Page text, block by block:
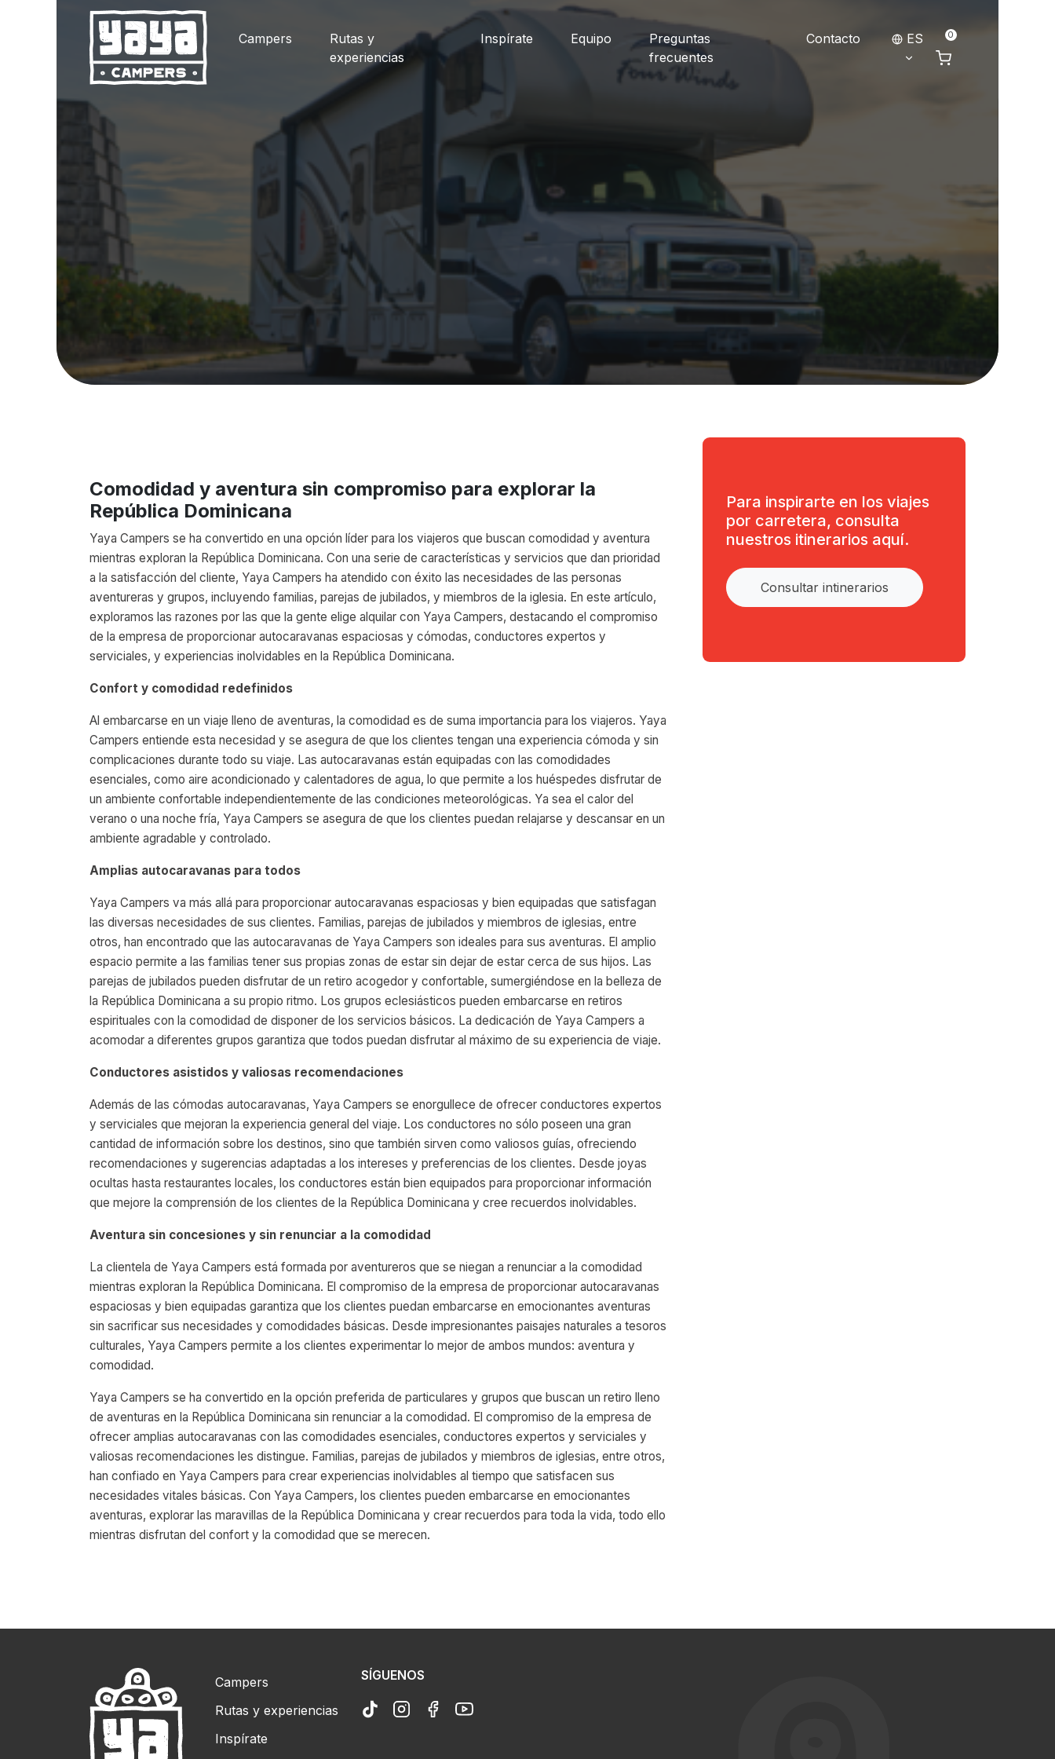
Campers
Rutas y
experiencias
Inspírate Equipo
Preguntas
frecuentes
Contacto ES 0
Comodidad y aventura sin compromiso para explorar la
República Dominicana
Yaya Campers se ha convertido en una opción líder para los viajeros que buscan comodidad y aventura
mientras exploran la República Dominicana. Con una serie de características y servicios que dan prioridad
a la satisfacción del cliente, Yaya Campers ha atendido con éxito las necesidades de las personas
aventureras y grupos, incluyendo familias, parejas de jubilados, y miembros de la iglesia. En este artículo,
exploramos las razones por las que la gente elige alquilar con Yaya Campers, destacando el compromiso
de la empresa de proporcionar autocaravanas espaciosas y cómodas, conductores expertos y
serviciales, y experiencias inolvidables en la República Dominicana.
Confort y comodidad redefinidos
Al embarcarse en un viaje lleno de aventuras, la comodidad es de suma importancia para los viajeros. Yaya
Campers entiende esta necesidad y se asegura de que los clientes tengan una experiencia cómoda y sin
complicaciones durante todo su viaje. Las autocaravanas están equipadas con las comodidades
esenciales, como aire acondicionado y calentadores de agua, lo que permite a los huéspedes disfrutar de
un ambiente confortable independientemente de las condiciones meteorológicas. Ya sea el calor del
verano o una noche fría, Yaya Campers se asegura de que los clientes puedan relajarse y descansar en un
ambiente agradable y controlado.
Amplias autocaravanas para todos
Yaya Campers va más allá para proporcionar autocaravanas espaciosas y bien equipadas que satisfagan
las diversas necesidades de sus clientes. Familias, parejas de jubilados y miembros de iglesias, entre
otros, han encontrado que las autocaravanas de Yaya Campers son ideales para sus aventuras. El amplio
espacio permite a las familias tener sus propias zonas de estar sin dejar de estar cerca de sus hijos. Las
parejas de jubilados pueden disfrutar de un retiro acogedor y confortable, sumergiéndose en la belleza de
la República Dominicana a su propio ritmo. Los grupos eclesiásticos pueden embarcarse en retiros
espirituales con la comodidad de disponer de los servicios básicos. La dedicación de Yaya Campers a
acomodar a diferentes grupos garantiza que todos puedan disfrutar al máximo de su experiencia de viaje.
Conductores asistidos y valiosas recomendaciones
Además de las cómodas autocaravanas, Yaya Campers se enorgullece de ofrecer conductores expertos
y serviciales que mejoran la experiencia general del viaje. Los conductores no sólo poseen una gran
cantidad de información sobre los destinos, sino que también sirven como valiosos guías, ofreciendo
recomendaciones y sugerencias adaptadas a los intereses y preferencias de los clientes. Desde joyas
ocultas hasta restaurantes locales, los conductores están bien equipados para proporcionar información
que mejore la comprensión de los clientes de la República Dominicana y cree recuerdos inolvidables.
Aventura sin concesiones y sin renunciar a la comodidad
La clientela de Yaya Campers está formada por aventureros que se niegan a renunciar a la comodidad
mientras exploran la República Dominicana. El compromiso de la empresa de proporcionar autocaravanas
espaciosas y bien equipadas garantiza que los clientes puedan embarcarse en emocionantes aventuras
sin sacrificar sus necesidades y comodidades básicas. Desde impresionantes paisajes naturales a tesoros
culturales, Yaya Campers permite a los clientes experimentar lo mejor de ambos mundos: aventura y
comodidad.
Yaya Campers se ha convertido en la opción preferida de particulares y grupos que buscan un retiro lleno
de aventuras en la República Dominicana sin renunciar a la comodidad. El compromiso de la empresa de
ofrecer amplias autocaravanas con las comodidades esenciales, conductores expertos y serviciales y
valiosas recomendaciones les distingue. Familias, parejas de jubilados y miembros de iglesias, entre otros,
han confiado en Yaya Campers para crear experiencias inolvidables al tiempo que satisfacen sus
necesidades vitales básicas. Con Yaya Campers, los clientes pueden embarcarse en emocionantes
aventuras, explorar las maravillas de la República Dominicana y crear recuerdos para toda la vida, todo ello
mientras disfrutan del confort y la comodidad que se merecen.
Para inspirarte en los viajes
por carretera, consulta
nuestros itinerarios aquí.
Consultar intinerarios
Campers
Rutas y experiencias
Inspírate
SÍGUENOS